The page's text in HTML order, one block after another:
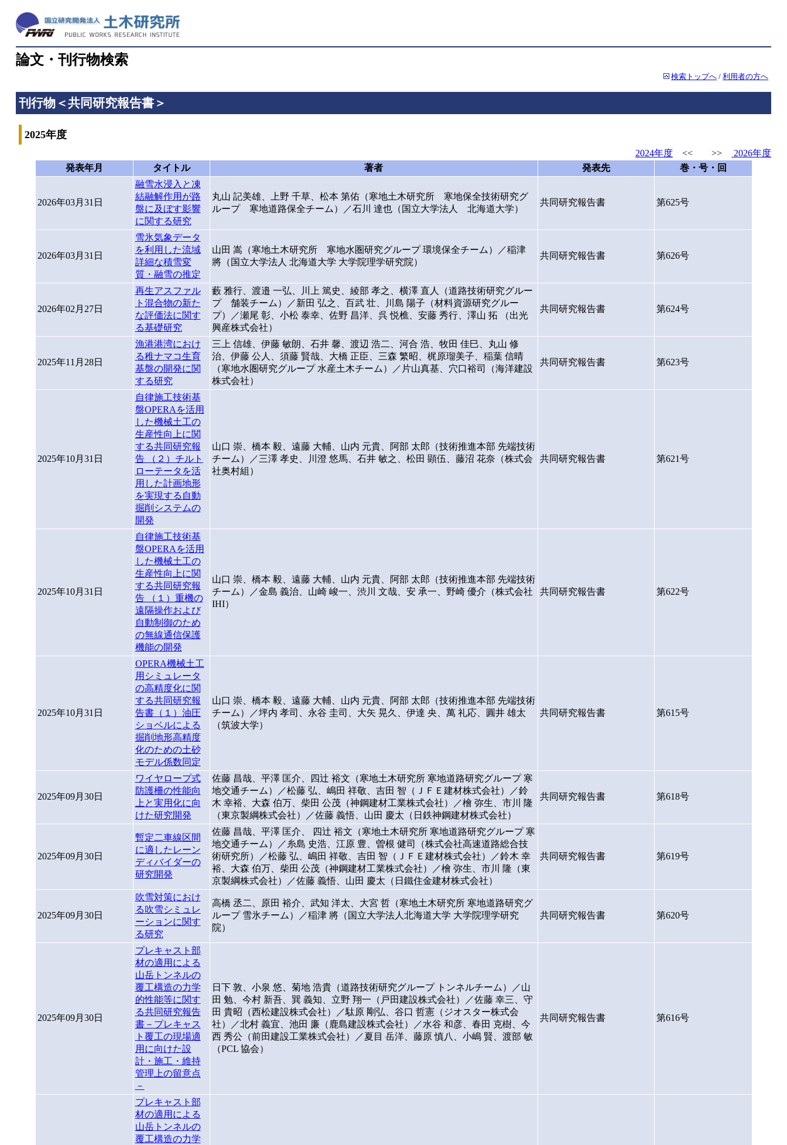
論文・刊行物検索
検索トップへ /利用者の方へ
刊行物＜共同研究報告書＞
2025年度
2024年度 << >>
2026年度
発表年月
タイトル 著者 発表先 巻・号・回
2026年03月31日
融雪水浸入と凍
結融解作用が路
盤に及ぼす影響
に関する研究
丸山 記美雄、上野 千草、松本 第佑（寒地土木研究所 寒地保全技術研究グ
ループ 寒地道路保全チーム）／石川 達也（国立大学法人 北海道大学）
共同研究報告書 第625号
2026年03月31日
雪氷気象データ
を利用した流域
詳細な積雪変
質・融雪の推定
山田 嵩（寒地土木研究所 寒地水圏研究グループ 環境保全チーム）／稲津
將（国立大学法人 北海道大学 大学院理学研究院）
共同研究報告書 第626号
2026年02月27日
再生アスファル
ト混合物の新た
な評価法に関す
る基礎研究
藪 雅行、渡邉 一弘、川上 篤史、綾部 孝之、横澤 直人（道路技術研究グルー
プ 舗装チーム）／新田 弘之、百武 壮、川島 陽子（材料資源研究グルー
プ）／瀬尾 彰、小松 泰幸、佐野 昌洋、呉 悦樵、安藤 秀行、澤山 拓 （出光
興産株式会社）
共同研究報告書 第624号
2025年11月28日
漁港港湾におけ
る稚ナマコ生育
基盤の開発に関
する研究
三上 信雄、伊藤 敏朗、石井 馨、渡辺 浩二、河合 浩、牧田 佳巳、丸山 修
治、伊藤 公人、須藤 賢哉、大橋 正臣、三森 繁昭、梶原瑠美子、稲葉 信晴
（寒地水圏研究グループ 水産土木チーム）／片山真基、穴口裕司（海洋建設
株式会社）
共同研究報告書 第623号
2025年10月31日
自律施工技術基
盤OPERAを活用
した機械土工の
生産性向上に関
する共同研究報
告 （２）チルト
ローテータを活
用した計画地形
を実現する自動
掘削システムの
開発
山口 崇、橋本 毅、遠藤 大輔、山内 元貴、阿部 太郎（技術推進本部 先端技術
チーム）／三澤 孝史、川澄 悠馬、石井 敏之、松田 顕伍、藤沼 花奈（株式会
社奥村組）
共同研究報告書 第621号
2025年10月31日
自律施工技術基
盤OPERAを活用
した機械土工の
生産性向上に関
する共同研究報
告 （１）重機の
遠隔操作および
自動制御のため
の無線通信保護
機能の開発
山口 崇、橋本 毅、遠藤 大輔、山内 元貴、阿部 太郎（技術推進本部 先端技術
チーム）／金島 義治、山崎 峻一、渋川 文哉、安 承一、野崎 優介（株式会社
IHI）
共同研究報告書 第622号
2025年10月31日
OPERA機械土工
用シミュレータ
の高精度化に関
する共同研究報
告書（１）油圧
ショベルによる
掘削地形高精度
化のための土砂
モデル係数同定
山口 崇、橋本 毅、遠藤 大輔、山内 元貴、阿部 太郎（技術推進本部 先端技術
チーム）／坪内 孝司、永谷 圭司、大矢 晃久、伊達 央、萬 礼応、圓井 雄太
（筑波大学）
共同研究報告書 第615号
2025年09月30日
ワイヤロープ式
防護柵の性能向
上と実用化に向
けた研究開発
佐藤 昌哉、平澤 匡介、四辻 裕文（寒地土木研究所 寒地道路研究グループ 寒
地交通チーム）／松藤 弘、嶋田 祥敬、吉田 智（ＪＦＥ建材株式会社）／鈴
木 幸裕、大森 伯万、柴田 公茂（神鋼建材工業株式会社）／檜 弥生、市川 隆
（東京製綱株式会社）／佐藤 義悟、山田 慶太（日鉄神鋼建材株式会社）
共同研究報告書 第618号
2025年09月30日
暫定二車線区間
に適したレーン
ディバイダーの
研究開発
佐藤 昌哉、平澤 匡介、 四辻 裕文（寒地土木研究所 寒地道路研究グループ 寒
地交通チーム）／糸島 史浩、江原 豊、曽根 健司（株式会社高速道路総合技
術研究所）／松藤 弘、嶋田 祥敬、吉田 智（ＪＦＥ建材株式会社）／鈴木 幸
裕、大森 伯万、柴田 公茂（神鋼建材工業株式会社）／檜 弥生、市川 隆（東
京製綱株式会社）／佐藤 義悟、山田 慶太（日鐵住金建材株式会社）
共同研究報告書 第619号
2025年09月30日
吹雪対策におけ
る吹雪シミュレ
ーションに関す
る研究
高橋 丞二、原田 裕介、武知 洋太、大宮 哲（寒地土木研究所 寒地道路研究グ
ループ 雪氷チーム）／稲津 將（国立大学法人北海道大学 大学院理学研究
院）
共同研究報告書 第620号
2025年09月30日
プレキャスト部
材の適用による
山岳トンネルの
覆工構造の力学
的性能等に関す
る共同研究報告
書－プレキャス
ト覆工の現場適
用に向けた設
計・施工・維持
管理上の留意点
－
日下 敦、小泉 悠、菊地 浩貴（道路技術研究グループ トンネルチーム）／山
田 勉、今村 新吾、巽 義知、立野 翔一（戸田建設株式会社）／佐藤 幸三、守
田 貴昭（西松建設株式会社）／駄原 剛弘、谷口 哲憲（ジオスター株式会
社）／北村 義宜、池田 廉（鹿島建設株式会社）／水谷 和彦、春田 克樹、今
西 秀公（前田建設工業株式会社）／夏目 岳洋、藤原 慎八、小嶋 賢、渡部 敏
（PCL 協会）
共同研究報告書 第616号
プレキャスト部
材の適用による
山岳トンネルの
覆工構造の力学